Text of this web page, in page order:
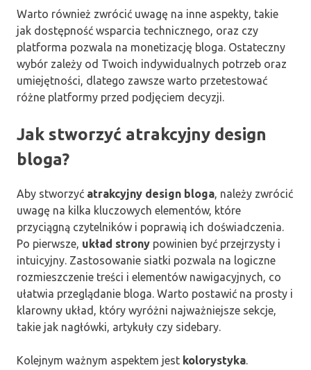
Warto również zwrócić uwagę na inne aspekty, takie
jak dostępność wsparcia technicznego, oraz czy
platforma pozwala na monetizację bloga. Ostateczny
wybór zależy od Twoich indywidualnych potrzeb oraz
umiejętności, dlatego zawsze warto przetestować
różne platformy przed podjęciem decyzji.
Jak stworzyć atrakcyjny design
bloga?
Aby stworzyć atrakcyjny design bloga, należy zwrócić
uwagę na kilka kluczowych elementów, które
przyciągną czytelników i poprawią ich doświadczenia.
Po pierwsze, układ strony powinien być przejrzysty i
intuicyjny. Zastosowanie siatki pozwala na logiczne
rozmieszczenie treści i elementów nawigacyjnych, co
ułatwia przeglądanie bloga. Warto postawić na prosty i
klarowny układ, który wyróżni najważniejsze sekcje,
takie jak nagłówki, artykuły czy sidebary.
Kolejnym ważnym aspektem jest kolorystyka.